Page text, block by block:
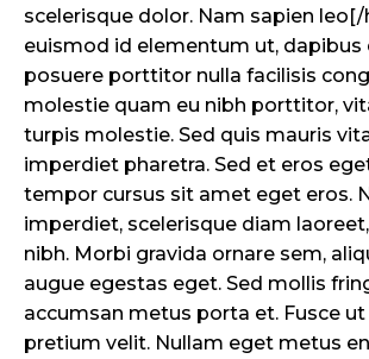
scelerisque dolor. Nam sapien
euismod id elementum ut, dapibus
posuere porttitor nulla facilisis
molestie quam eu nibh porttitor,
turpis molestie. Sed quis mauris
imperdiet pharetra. Sed et eros
tempor cursus sit amet eget eros.
imperdiet, scelerisque diam
nibh. Morbi gravida ornare sem,
augue egestas eget. Sed mollis
accumsan metus porta et. Fusce
pretium velit. Nullam eget metus